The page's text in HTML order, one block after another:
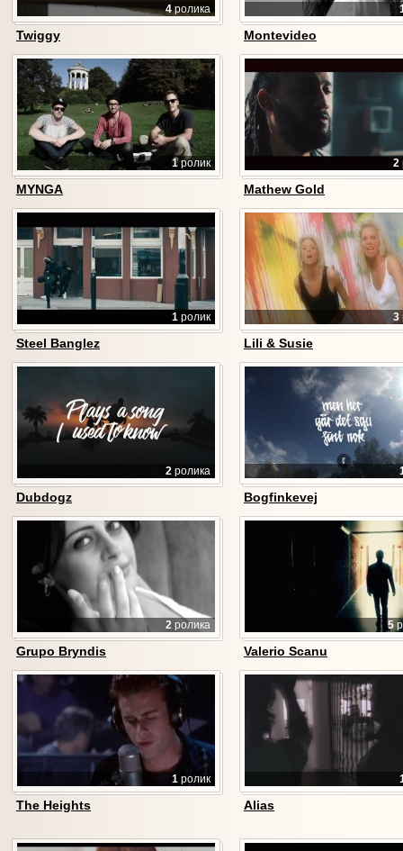
4ролика
Twiggy Montevideo
1ролик
MYNGA
2
Mathew Gold
1 ролик
Steel Banglez
3
Lili & Susie
2 ролика
Dubdogz Bogfinkevej
2 ролика
Grupo Bryndis
5
Valerio Scanu
1 ролик
The Heights Alias